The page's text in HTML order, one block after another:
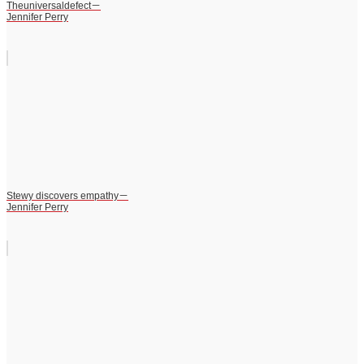
Theuniversaldefect－
Jennifer Perry
Stewy discovers empathy－
Jennifer Perry